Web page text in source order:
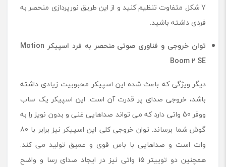
7 شکل متفاوت تنظیم کنید و از این طریق نورپردازی منحصر به
فردی داشته باشید.
توان خروجی و فناوری صوتی منحصر به فرد اسپیکر Motion
Boom 2 SE
دیگر ویژگی که باعث شده این اسپیکر محبوبیت زیادی داشته
باشد، خروجی صدای پر قدرت آن است. این اسپیکر یک ساب
ووفر 50 واتی دارد که می تواند صداهایی غنی و بدون نویز را به
گوش شما برساند. توان خروجی کلی این اسپیکر نیز برابر با 80
وات است و صداهایی با باس قوی و عمیق تولید می کند.
همچنین دو توییتر 15 واتی نیز در ایجاد صدای رسا و واضح